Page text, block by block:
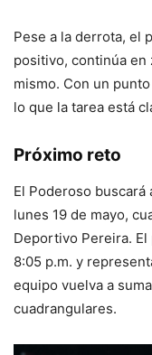
Pese a la derrota, el
positivo, continúa en
mismo. Con un
lo que la tarea está
Próximo reto
El Poderoso
lunes 19 de mayo,
Deportivo Pereira.
8:05 p.m. y
equipo vuelva a
cuadrangulares.